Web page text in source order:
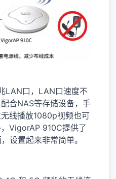
LAN口，LAN口速度不
合NAS等存储设备，手
线播放1080p视频也可
VigorAP 910C提供了
设置起来非常简单。